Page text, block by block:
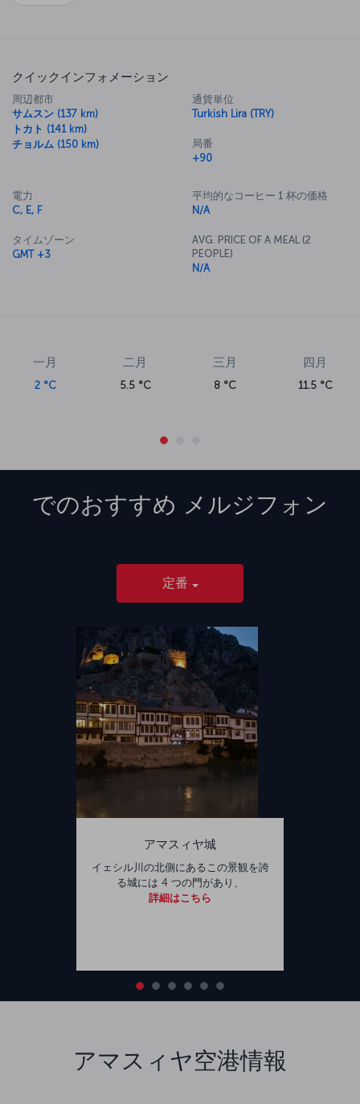
クイックインフォメーション
周辺都市
サムスン (137 km)
トカト (141 km)
チョルム (150 km)
通貨単位
Turkish Lira (TRY)
局番
+90
電力
C, E, F
タイムゾーン
GMT +3
平均的なコーヒー 1 杯の価格
N/A
AVG. PRICE OF A MEAL (2
PEOPLE)
N/A
一月
2 °C
二月
5.5 °C
三月
8 °C
四月
11.5 °C
でのおすすめ メルジフォン
定番
アマスィヤ城
イェシル川の北側にあるこの景観を誇
る城には 4 つの門があり、
詳細はこちら
アマスィヤ空港情報